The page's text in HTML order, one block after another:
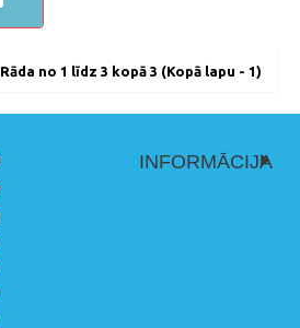
Rāda no 1 līdz 3 kopā 3 (Kopā lapu - 1)
INFORMĀCIJA